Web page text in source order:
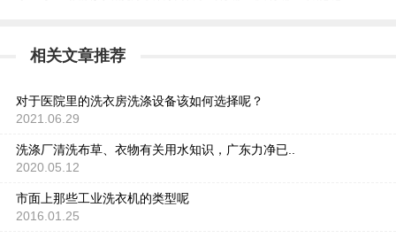
相关文章推荐
对于医院里的洗衣房洗涤设备该如何选择呢？
2021.06.29
洗涤厂清洗布草、衣物有关用水知识，广东力净已..
2020.05.12
市面上那些工业洗衣机的类型呢
2016.01.25